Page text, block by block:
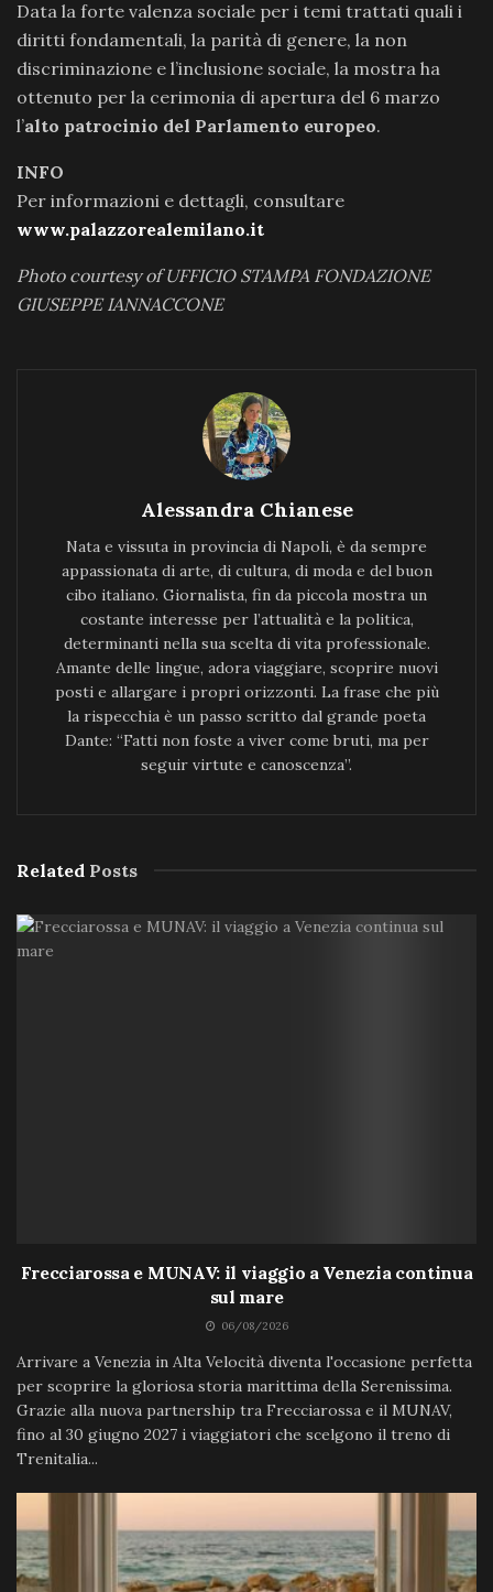
Data la forte valenza sociale per i temi trattati quali i
diritti fondamentali, la parità di genere, la non
discriminazione e l’inclusione sociale, la mostra ha
ottenuto per la cerimonia di apertura del 6 marzo
l’alto patrocinio del Parlamento europeo.
INFO
Per informazioni e dettagli, consultare
www.palazzorealemilano.it
Photo courtesy of UFFICIO STAMPA FONDAZIONE
GIUSEPPE IANNACCONE
Alessandra Chianese
Nata e vissuta in provincia di Napoli, è da sempre
appassionata di arte, di cultura, di moda e del buon
cibo italiano. Giornalista, fin da piccola mostra un
costante interesse per l’attualità e la politica,
determinanti nella sua scelta di vita professionale.
Amante delle lingue, adora viaggiare, scoprire nuovi
posti e allargare i propri orizzonti. La frase che più
la rispecchia è un passo scritto dal grande poeta
Dante: “Fatti non foste a viver come bruti, ma per
seguir virtute e canoscenza”.
Related Posts
Frecciarossa e MUNAV: il viaggio a Venezia continua
sul mare
06/08/2026
Arrivare a Venezia in Alta Velocità diventa l'occasione perfetta
per scoprire la gloriosa storia marittima della Serenissima.
Grazie alla nuova partnership tra Frecciarossa e il MUNAV,
fino al 30 giugno 2027 i viaggiatori che scelgono il treno di
Trenitalia...